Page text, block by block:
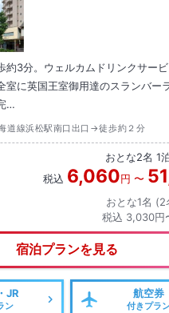
約3分。ウェルカムドリンクサー
室に英国王室御用達のスランバー
…
道線浜松駅南口出口→徒歩約２分
おとな2名 1
税込 6,060円 〜
おとな1名 (2
税込 3,030円
宿泊プランを見る
JR
ン
航空券
付きプラ